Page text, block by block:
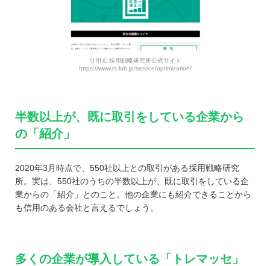
引用元:採用戦略研究所公式サイト
https://www.rs-lab.jp/service/optimization/
半数以上が、既に取引をしている企業から
の「紹介」
2020年3月時点で、550社以上との取引がある採用戦略研究
所。実は、550社のうちの半数以上が、既に取引をしている企
業からの「紹介」とのこと。他の企業にも紹介できることから
も信用のある会社と言えるでしょう。
多くの企業が導入している「トレマッセ」